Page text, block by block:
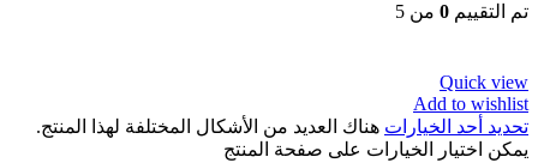
تم التقييم 0 من 5
Quick view
Add to wishlist
تحديد أحد الخيارات هناك العديد من الأشكال المختلفة لهذا المنتج.
يمكن اختيار الخيارات على صفحة المنتج